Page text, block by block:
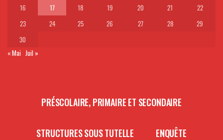
16
17 18 19 20 21
22
23
24 25 26 27 28
29
30
« Mai Juil »
PRÉSCOLAIRE, PRIMAIRE ET SECONDAIRE
STRUCTURES SOUS TUTELLE ENQUÊTE